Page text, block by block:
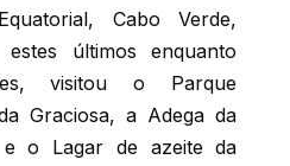
Cabo Verde,
últimos enquanto
visitou o Parque
Graciosa, a Adega da
e o Lagar de azeite da